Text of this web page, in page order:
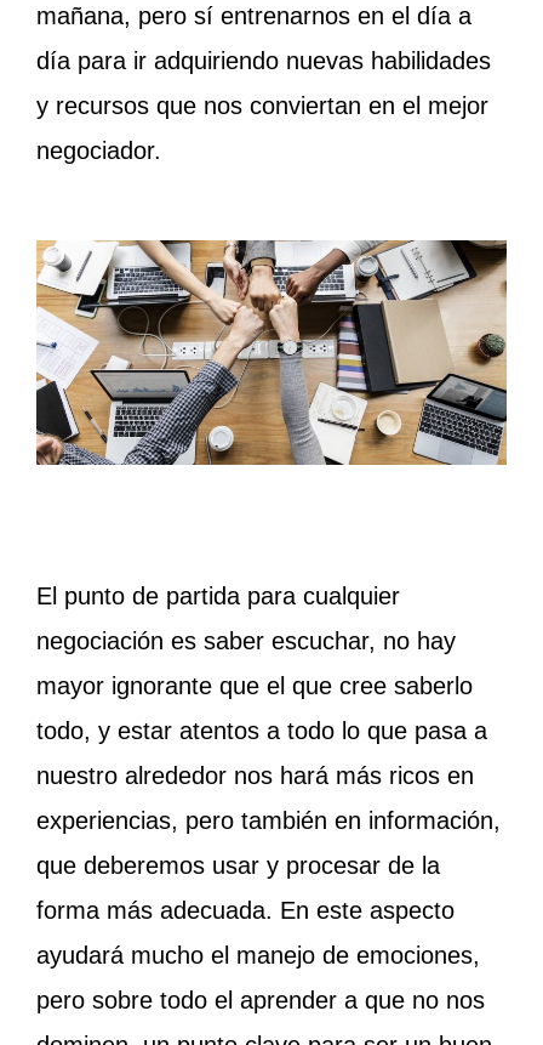
mañana, pero sí entrenarnos en el día a
día para ir adquiriendo nuevas habilidades
y recursos que nos conviertan en el mejor
negociador.
El punto de partida para cualquier
negociación es saber escuchar, no hay
mayor ignorante que el que cree saberlo
todo, y estar atentos a todo lo que pasa a
nuestro alrededor nos hará más ricos en
experiencias, pero también en información,
que deberemos usar y procesar de la
forma más adecuada. En este aspecto
ayudará mucho el manejo de emociones,
pero sobre todo el aprender a que no nos